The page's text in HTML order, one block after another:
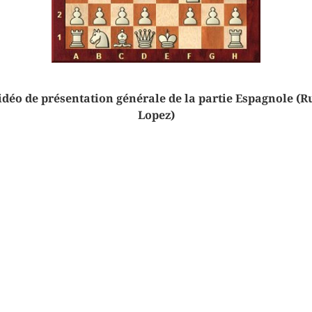
de présentation générale de la partie Espagnole
Lopez)